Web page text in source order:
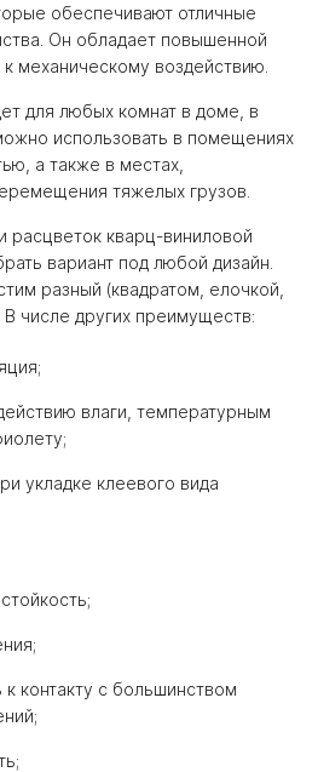
обеспечивают отличные
Он обладает повышенной
механическому воздействию.
для любых комнат в доме, в
использовать в помещениях
а также в местах,
тяжелых грузов.
расцветок кварц-виниловой
вариант под любой дизайн.
разный (квадратом, елочкой,
В числе других преимуществ:
влаги, температурным
укладке клеевого вида
контакту с большинством